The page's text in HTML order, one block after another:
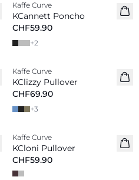
Kaffe Curve
KCannett Poncho
CHF59.90
+2
Neu
Kaffe Curve
KClizzy Pullover
CHF69.90
+3
Neu
Kaffe Curve
KCloni Pullover
CHF59.90